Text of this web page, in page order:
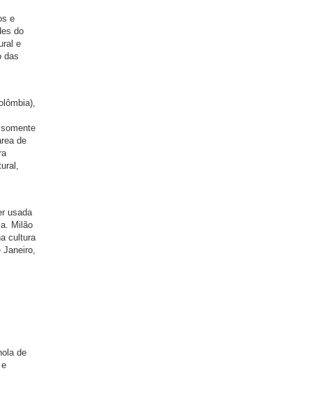
e
do
e
das
de
usada
Milão
cultura
Janeiro,
de